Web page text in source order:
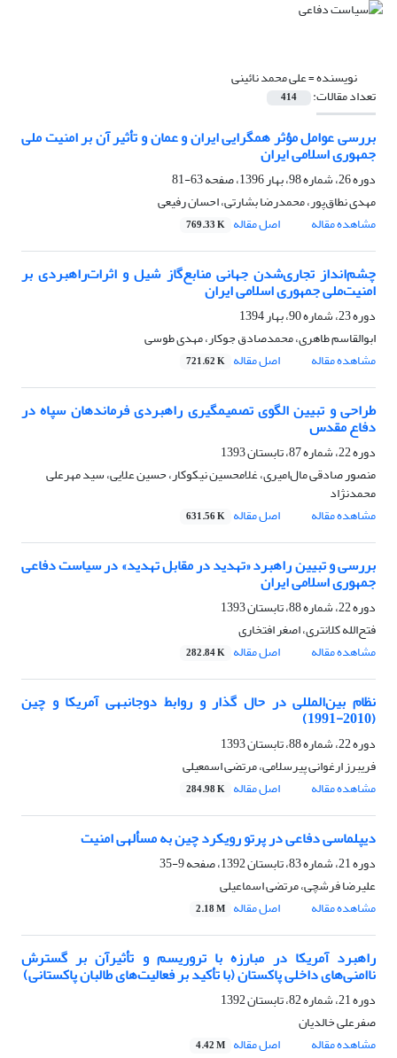
نویسنده =علی محمد نائینی
تعداد مقالات: 414
بررسی عوامل مؤثر همگرایی ایران و عمان و تأثیر آن بر امنیت ملی
جمهوری اسلامی ایران
دوره 26، شماره 98، بهار 1396، صفحه
63-81
مهدی نطاق‌پور، محمدرضا بشارتی، احسان رفیعی
مشاهده مقاله
اصل مقاله 769.33 K
چشم‌انداز تجاری‌شدن جهانی منابع‌گاز شیل و اثرات‌راهبردی بر
امنیت‌ملی جمهوری اسلامی ‌ایران
دوره 23، شماره 90، بهار 1394
ابوالقاسم طاهری، محمدصادق جوکار، مهدی طوسی
مشاهده مقاله
اصل مقاله 721.62 K
طراحی و تبیین الگوی تصمیم‎گیری راهبردی فرماندهان سپاه در
دفاع مقدس
دوره 22، شماره 87، تابستان 1393
منصور صادقی مال‌امیری، غلامحسین نیکوکار، حسین علایی، سید مهرعلی
محمدنژاد
مشاهده مقاله
اصل مقاله 631.56 K
بررسی و تبیین راهبرد «تهدید در مقابل تهدید» در سیاست دفاعی
جمهوری اسلامی ایران
دوره 22، شماره 88، تابستان 1393
فتح‌الله کلانتری، اصغر افتخاری
مشاهده مقاله
اصل مقاله 282.84 K
نظام بین‌المللی در حال گذار و روابط دوجانبه‎ی آمریکا و چین
(2010-1991)
دوره 22، شماره 88، تابستان 1393
فریبرز ارغوانی پیرسلامی، مرتضی اسمعیلی
مشاهده مقاله
اصل مقاله 284.98 K
دیپلماسی دفاعی در پرتو رویکرد چین به مسأله‏ی‎ امنیت
دوره 21، شماره 83، تابستان 1392، صفحه
9-35
علیرضا فرشچی، مرتضی اسماعیلی
مشاهده مقاله
اصل مقاله 2.18 M
راهبرد آمریکا در مبارزه با تروریسم و تأثیرآن بر گسترش
ناامنی‌های داخلی پاکستان (با تأکید بر فعالیت‌های طالبان پاکستانی)
دوره 21، شماره 82، تابستان 1392
صفرعلی خالدیان
مشاهده مقاله
اصل مقاله 4.42 M